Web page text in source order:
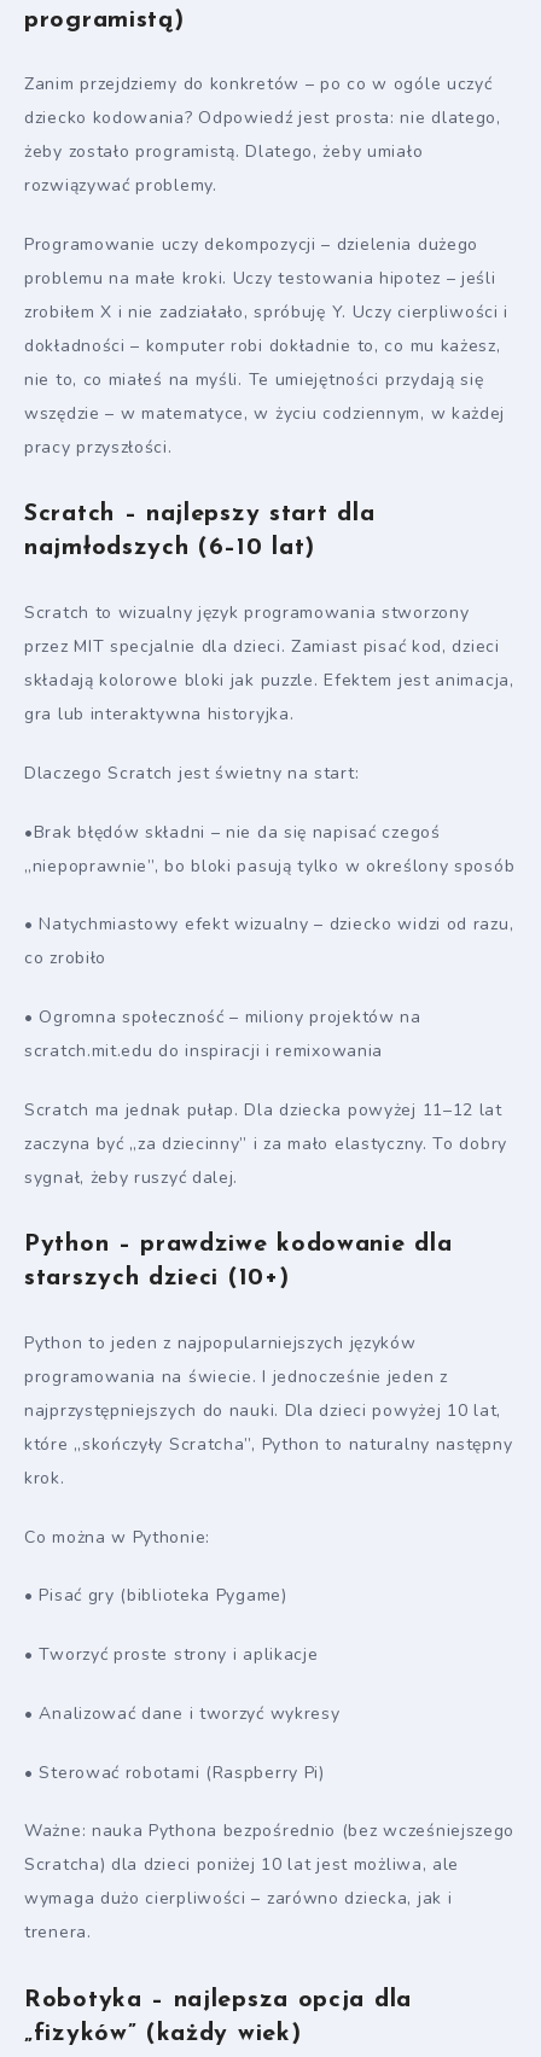
programistą)
Zanim przejdziemy do konkretów – po co w ogóle uczyć
dziecko kodowania? Odpowiedź jest prosta: nie dlatego,
żeby zostało programistą. Dlatego, żeby umiało
rozwiązywać problemy.
Programowanie uczy dekompozycji – dzielenia dużego
problemu na małe kroki. Uczy testowania hipotez – jeśli
zrobiłem X i nie zadziałało, spróbuję Y. Uczy cierpliwości i
dokładności – komputer robi dokładnie to, co mu każesz,
nie to, co miałeś na myśli. Te umiejętności przydają się
wszędzie – w matematyce, w życiu codziennym, w każdej
pracy przyszłości.
Scratch – najlepszy start dla
najmłodszych (6–10 lat)
Scratch to wizualny język programowania stworzony
przez MIT specjalnie dla dzieci. Zamiast pisać kod, dzieci
składają kolorowe bloki jak puzzle. Efektem jest animacja,
gra lub interaktywna historyjka.
Dlaczego Scratch jest świetny na start:
•Brak błędów składni – nie da się napisać czegoś
„niepoprawnie”, bo bloki pasują tylko w określony sposób
• Natychmiastowy efekt wizualny – dziecko widzi od razu,
co zrobiło
• Ogromna społeczność – miliony projektów na
scratch.mit.edu do inspiracji i remixowania
Scratch ma jednak pułap. Dla dziecka powyżej 11–12 lat
zaczyna być „za dziecinny” i za mało elastyczny. To dobry
sygnał, żeby ruszyć dalej.
Python – prawdziwe kodowanie dla
starszych dzieci (10+)
Python to jeden z najpopularniejszych języków
programowania na świecie. I jednocześnie jeden z
najprzystępniejszych do nauki. Dla dzieci powyżej 10 lat,
które „skończyły Scratcha”, Python to naturalny następny
krok.
Co można w Pythonie:
• Pisać gry (biblioteka Pygame)
• Tworzyć proste strony i aplikacje
• Analizować dane i tworzyć wykresy
• Sterować robotami (Raspberry Pi)
Ważne: nauka Pythona bezpośrednio (bez wcześniejszego
Scratcha) dla dzieci poniżej 10 lat jest możliwa, ale
wymaga dużo cierpliwości – zarówno dziecka, jak i
trenera.
Robotyka – najlepsza opcja dla
„fizyków” (każdy wiek)